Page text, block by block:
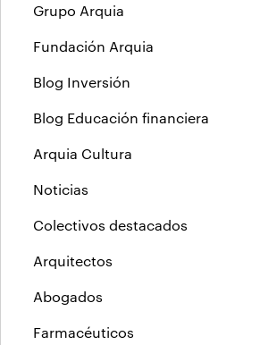
Grupo Arquia
Fundación Arquia
Blog Inversión
Blog Educación financiera
Arquia Cultura
Noticias
Colectivos destacados
Arquitectos
Abogados
Farmacéuticos